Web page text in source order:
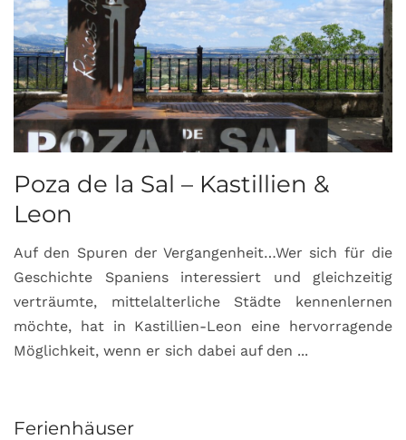
Poza de la Sal – Kastillien &
Leon
Auf den Spuren der Vergangenheit…Wer sich für die
Geschichte Spaniens interessiert und gleichzeitig
verträumte, mittelalterliche Städte kennenlernen
möchte, hat in Kastillien-Leon eine hervorragende
Möglichkeit, wenn er sich dabei auf den ...
Ferienhäuser